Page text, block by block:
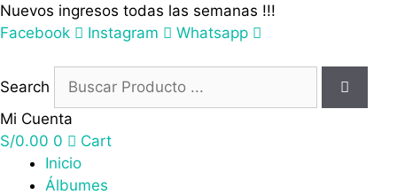
Saltar
al
Nuevos ingresos todas las semanas !!!
Facebook
Instagram Whatsapp
Search
Mi Cuenta
S/0.00 0
Cart
Inicio
Álbumes